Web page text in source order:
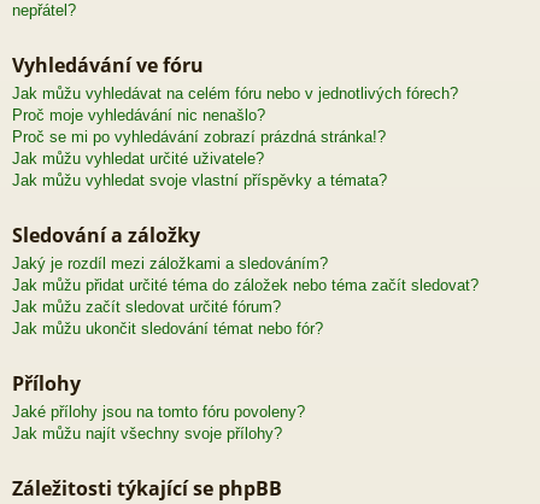
nepřátel?
Vyhledávání ve fóru
Jak můžu vyhledávat na celém fóru nebo v jednotlivých fórech?
Proč moje vyhledávání nic nenašlo?
Proč se mi po vyhledávání zobrazí prázdná stránka!?
Jak můžu vyhledat určité uživatele?
Jak můžu vyhledat svoje vlastní příspěvky a témata?
Sledování a záložky
Jaký je rozdíl mezi záložkami a sledováním?
Jak můžu přidat určité téma do záložek nebo téma začít sledovat?
Jak můžu začít sledovat určité fórum?
Jak můžu ukončit sledování témat nebo fór?
Přílohy
Jaké přílohy jsou na tomto fóru povoleny?
Jak můžu najít všechny svoje přílohy?
Záležitosti týkající se phpBB